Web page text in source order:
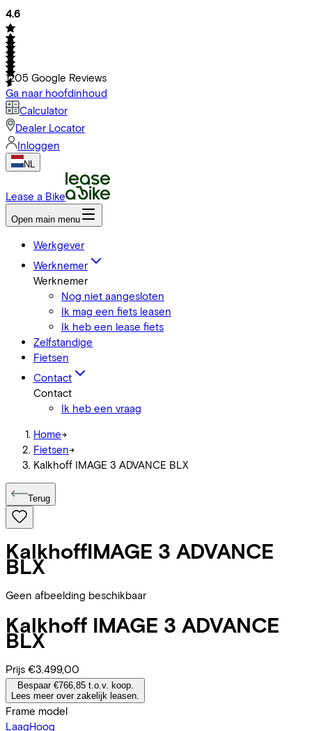
4.6
1205 Google Reviews
Ga naar hoofdinhoud
Calculator
Dealer Locator
Inloggen
NL
Lease a Bike
Open main menu
Werkgever
Werknemer
Werknemer
Nog niet aangesloten
Ik mag een fiets leasen
Ik heb een lease fiets
Zelfstandige
Fietsen
Contact
Contact
Ik heb een vraag
Home->
Fietsen->
Kalkhoff IMAGE 3 ADVANCE BLX
Terug
KalkhoffIMAGE 3 ADVANCE
BLX
Geen afbeelding beschikbaar
Kalkhoff IMAGE 3 ADVANCE
BLX
Prijs €3.499,00
Bespaar €766,85 t.o.v. koop.
Lees meer over zakelijk leasen.
Frame model
LaagHoog